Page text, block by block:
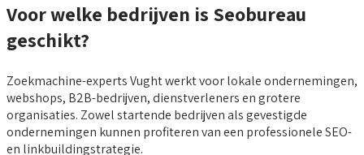
Voor welke bedrijven is Seobureau
geschikt?
Zoekmachine-experts Vught werkt voor lokale ondernemingen,
webshops, B2B-bedrijven, dienstverleners en grotere
organisaties. Zowel startende bedrijven als gevestigde
ondernemingen kunnen profiteren van een professionele SEO-
en linkbuildingstrategie.